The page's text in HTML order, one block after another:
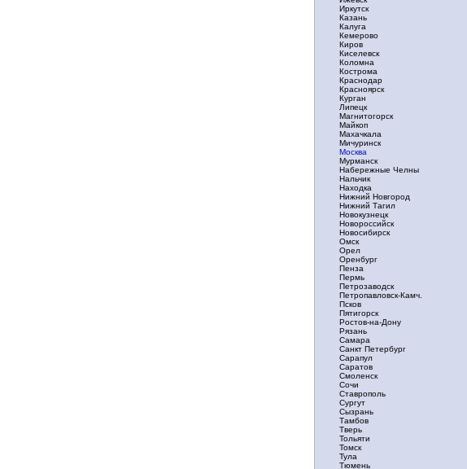
Иркутск
Казань
Калуга
Кемерово
Киров
Киселевск
Коломна
Кострома
Краснодар
Красноярск
Курган
Липецк
Магнитогорск
Майкоп
Махачкала
Мичуринск
Москва
Мурманск
Набережные Челны
Нальчик
Находка
Нижний Новгород
Нижний Тагил
Новокузнецк
Новороссийск
Новосибирск
Омск
Орел
Оренбург
Пенза
Пермь
Петрозаводск
Петропавловск-Камч.
Псков
Пятигорск
Ростов-на-Дону
Рязань
Самара
Санкт Петербург
Сарапул
Саратов
Смоленск
Сочи
Ставрополь
Сургут
Сызрань
Тамбов
Тверь
Тольяти
Томск
Тула
Тюмень